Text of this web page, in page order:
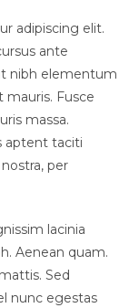
adipiscing elit.
ante
nibh elementum
mauris. Fusce
massa.
aptent taciti
per
lacinia
Aenean quam.
Sed
nunc egestas